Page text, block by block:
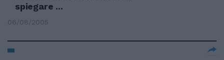
spiegare ...
06/08/2005